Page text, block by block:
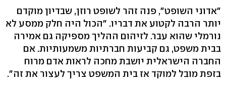
"אדוני השופט", פנה זהר לשופט רוזן, שבדיון מוקדם
יותר הרבה לקטוע את דבריו. "הכול היה חלק ממסע לא
נורמלי שהוא עבר. לזיהום ההליך מספיקה גם אמירה
בבית משפט, גם קביעות חברתיות משמעותיות. אם
החברה הישראלית יושבת מחכה לראות אדם מרוח
בזפת מובל למוקד אז בית המשפט צריך לעצור את זה".